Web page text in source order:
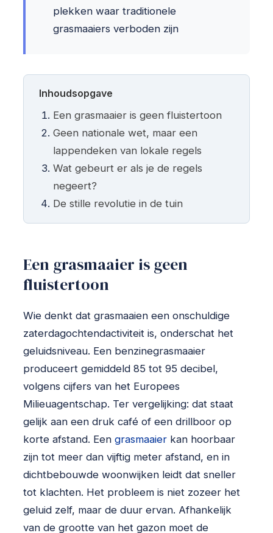
plekken waar traditionele
grasmaaiers verboden zijn
Inhoudsopgave
Een grasmaaier is geen fluistertoon
Geen nationale wet, maar een
lappendeken van lokale regels
Wat gebeurt er als je de regels
negeert?
De stille revolutie in de tuin
Een grasmaaier is geen
fluistertoon
Wie denkt dat grasmaaien een onschuldige
zaterdagochtendactiviteit is, onderschat het
geluidsniveau. Een benzinegrasmaaier
produceert gemiddeld 85 tot 95 decibel,
volgens cijfers van het Europees
Milieuagentschap. Ter vergelijking: dat staat
gelijk aan een druk café of een drillboor op
korte afstand. Een grasmaaier kan hoorbaar
zijn tot meer dan vijftig meter afstand, en in
dichtbebouwde woonwijken leidt dat sneller
tot klachten. Het probleem is niet zozeer het
geluid zelf, maar de duur ervan. Afhankelijk
van de grootte van het gazon moet de